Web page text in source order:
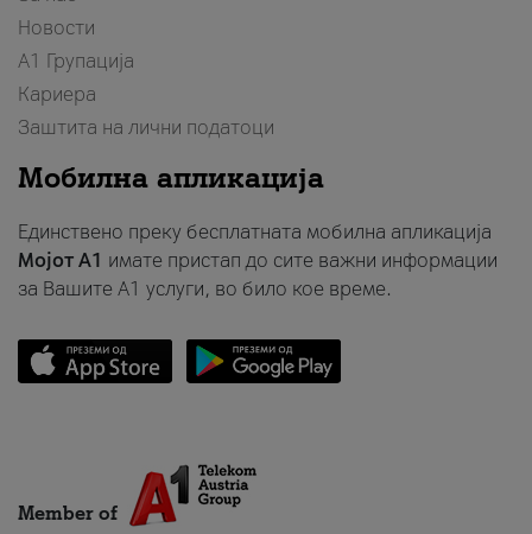
Новости
А1 Групација
Кариера
Заштита на лични податоци
Мобилна апликација
Единствено преку бесплатната мобилна апликација
Мојот A1 имате пристап до сите важни информации
за Вашите A1 услуги, во било кое време.
Member of